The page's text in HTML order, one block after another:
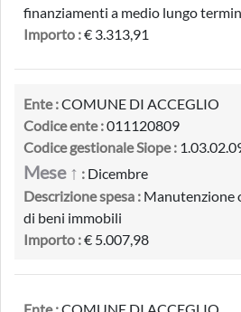
finanziamenti a medio lungo
Importo :€ 3.313,91
Ente :COMUNE DI ACCEGLIO
Codice ente :011120809
Codice gestionale Siope :
Mese ↑ : Dicembre
Descrizione spesa : Manutenzione
di beni immobili
Importo :€ 5.007,98